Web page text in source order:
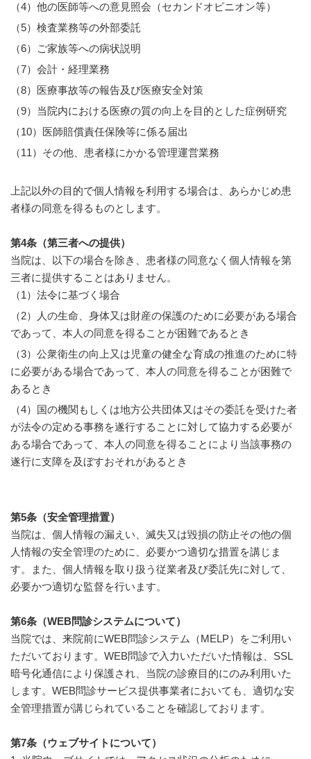
（4）他の医師等への意見照会（セカンドオピニオン等）
（5）検査業務等の外部委託
（6）ご家族等への病状説明
（7）会計・経理業務
（8）医療事故等の報告及び医療安全対策
（9）当院内における医療の質の向上を目的とした症例研究
（10）医師賠償責任保険等に係る届出
（11）その他、患者様にかかる管理運営業務
上記以外の目的で個人情報を利用する場合は、あらかじめ患
者様の同意を得るものとします。
第4条（第三者への提供）
当院は、以下の場合を除き、患者様の同意なく個人情報を第
三者に提供することはありません。
（1）法令に基づく場合
（2）人の生命、身体又は財産の保護のために必要がある場合
であって、本人の同意を得ることが困難であるとき
（3）公衆衛生の向上又は児童の健全な育成の推進のために特
に必要がある場合であって、本人の同意を得ることが困難で
あるとき
（4）国の機関もしくは地方公共団体又はその委託を受けた者
が法令の定める事務を遂行することに対して協力する必要が
ある場合であって、本人の同意を得ることにより当該事務の
遂行に支障を及ぼすおそれがあるとき
第5条（安全管理措置）
当院は、個人情報の漏えい、滅失又は毀損の防止その他の個
人情報の安全管理のために、必要かつ適切な措置を講じま
す。また、個人情報を取り扱う従業者及び委託先に対して、
必要かつ適切な監督を行います。
第6条（WEB問診システムについて）
当院では、来院前にWEB問診システム（MELP）をご利用い
ただいております。WEB問診で入力いただいた情報は、SSL
暗号化通信により保護され、当院の診療目的にのみ利用いた
します。WEB問診サービス提供事業者においても、適切な安
全管理措置が講じられていることを確認しております。
第7条（ウェブサイトについて）